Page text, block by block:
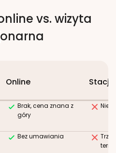
vs. wizyta
Online
Brak, cena znana z
góry
Bez umawiania